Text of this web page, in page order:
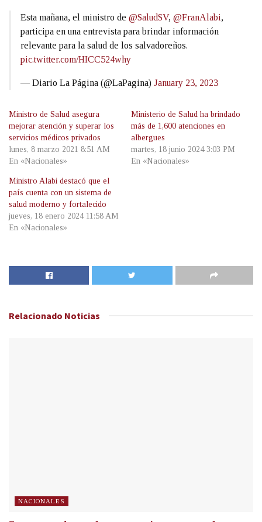
Esta mañana, el ministro de @SaludSV, @FranAlabi,
participa en una entrevista para brindar información
relevante para la salud de los salvadoreños.
pic.twitter.com/HICC524why
— Diario La Página (@LaPagina) January 23, 2023
Ministro de Salud asegura
mejorar atención y superar los
servicios médicos privados
lunes, 8 marzo 2021 8:51 AM
En «Nacionales»
Ministerio de Salud ha brindado
más de 1,600 atenciones en
albergues
martes, 18 junio 2024 3:03 PM
En «Nacionales»
Ministro Alabi destacó que el
país cuenta con un sistema de
salud moderno y fortalecido
jueves, 18 enero 2024 11:58 AM
En «Nacionales»
Relacionado Noticias
NACIONALES